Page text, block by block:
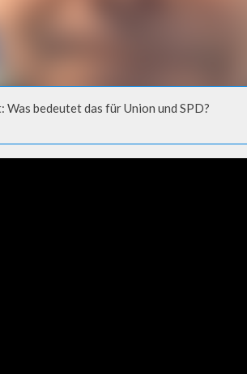
bedeutet das für Union und SPD?